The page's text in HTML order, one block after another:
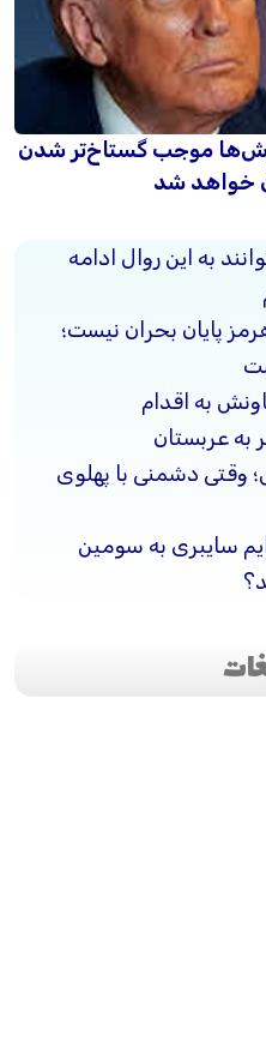
موجب گستاخ‌تر شدن
خواهد شد
به این روال ادامه
پایان بحران نیست؛
به اقدام
به عربستان
وقتی دشمنی با پهلوی
سایبری به سومین